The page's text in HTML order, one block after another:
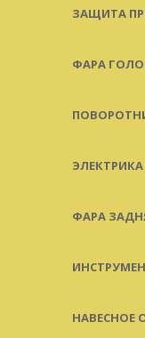
ЗАЩИТА
ФАРА
ЭЛЕКТРИКА
ФАРА
НАВЕСНОЕ